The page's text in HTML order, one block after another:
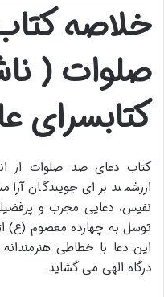
خلاصه
صلوات (
کتابسرای
کتاب دعای صد صلوات از
ارزشمند برای جویندگان
نفیس، دعایی مجرب و
این دعا با خطاطی
درگاه الهی می گشاید.